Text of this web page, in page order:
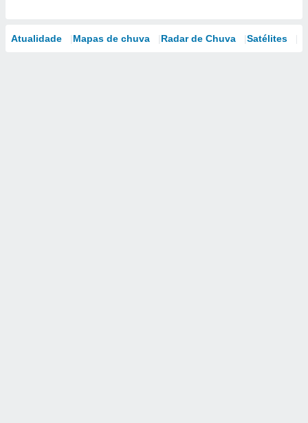
Atualidade Mapas de chuva Radar de Chuva Satélites